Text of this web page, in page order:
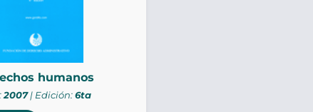
humanos
2007| Edición:6ta